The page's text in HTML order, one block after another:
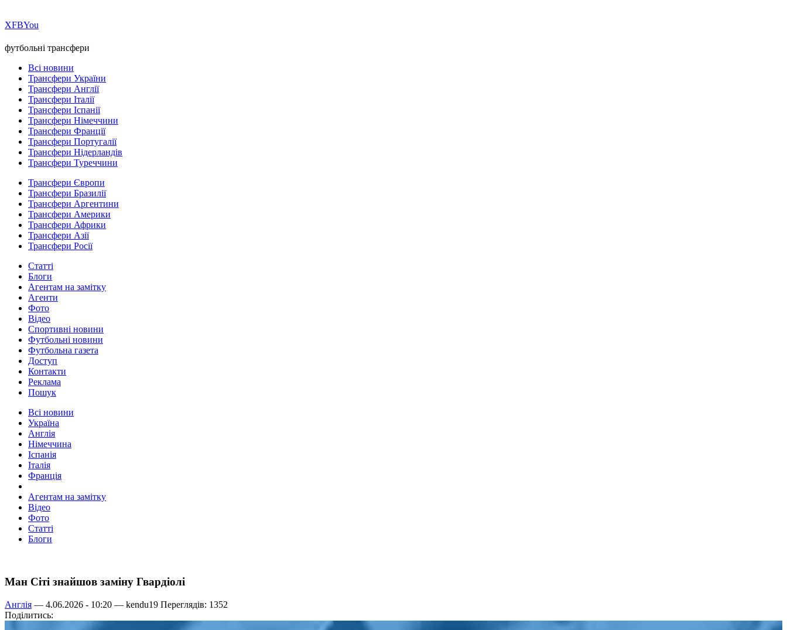
ХFBYou
футбольні трансфери
Всі новини
Трансфери України
Трансфери Англії
Трансфери Італії
Трансфери Іспанії
Трансфери Німеччини
Трансфери Франції
Трансфери Португалії
Трансфери Нідерландів
Трансфери Туреччини
Трансфери Європи
Трансфери Бразилії
Трансфери Аргентини
Трансфери Америки
Трансфери Африки
Трансфери Азії
Трансфери Росії
Статті
Блоги
Агентам на замітку
Агенти
Фото
Відео
Спортивні новини
Футбольні новини
Футбольна газета
Доступ
Контакти
Реклама
Пошук
Всі новини
Україна
Англія
Німеччина
Іспанія
Італія
Франція
Агентам на замітку
Відео
Фото
Статті
Блоги
Ман Сіті знайшов заміну Гвардіолі
Англія — 4.06.2026 - 10:20 — kendu19 Переглядів: 1352
Поділитись: